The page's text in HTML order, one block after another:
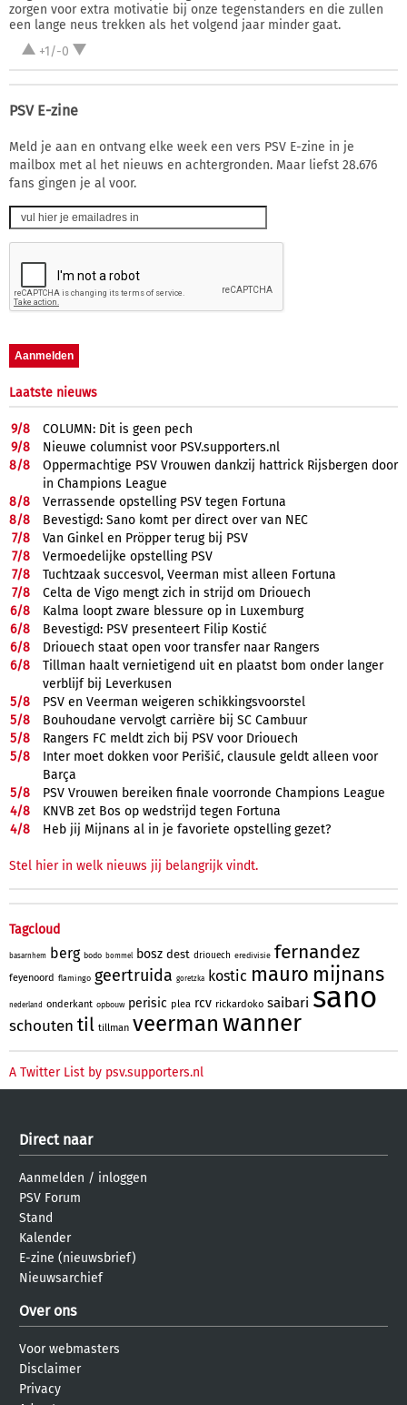
zorgen voor extra motivatie bij onze tegenstanders en die zullen
een lange neus trekken als het volgend jaar minder gaat.
+1/-0
PSV E-zine
Meld je aan en ontvang elke week een vers PSV E-zine in je
mailbox met al het nieuws en achtergronden. Maar liefst 28.676
fans gingen je al voor.
Laatste nieuws
9/8
COLUMN: Dit is geen pech
9/8
Nieuwe columnist voor PSV.supporters.nl
8/8
Oppermachtige PSV Vrouwen dankzij hattrick Rijsbergen door
in Champions League
8/8
Verrassende opstelling PSV tegen Fortuna
8/8
Bevestigd: Sano komt per direct over van NEC
7/8
Van Ginkel en Pröpper terug bij PSV
7/8
Vermoedelijke opstelling PSV
7/8
Tuchtzaak succesvol, Veerman mist alleen Fortuna
7/8
Celta de Vigo mengt zich in strijd om Driouech
6/8
Kalma loopt zware blessure op in Luxemburg
6/8
Bevestigd: PSV presenteert Filip Kostić
6/8
Driouech staat open voor transfer naar Rangers
6/8
Tillman haalt vernietigend uit en plaatst bom onder langer
verblijf bij Leverkusen
5/8
PSV en Veerman weigeren schikkingsvoorstel
5/8
Bouhoudane vervolgt carrière bij SC Cambuur
5/8
Rangers FC meldt zich bij PSV voor Driouech
5/8
Inter moet dokken voor Perišić, clausule geldt alleen voor
Barça
5/8
PSV Vrouwen bereiken finale voorronde Champions League
4/8
KNVB zet Bos op wedstrijd tegen Fortuna
4/8 Heb jij Mijnans al in je favoriete opstelling gezet?
Stel hier in welk nieuws jij belangrijk vindt.
Tagcloud
basarnhem berg bodo bommel bosz dest driouech eredivisie fernandez
feyenoord flamingo geertruida goretzka kostic mauro mijnans
nederland onderkant opbouw perisic plea rcv rickardoko saibari sano
schouten til tillman veerman wanner
A Twitter List by psv.supporters.nl
Direct naar
Aanmelden / inloggen
PSV Forum
Stand
Kalender
E-zine (nieuwsbrief)
Nieuwsarchief
Over ons
Voor webmasters
Disclaimer
Privacy